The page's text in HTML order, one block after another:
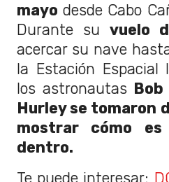
mayo desde Cabo
Durante su vuelo
acercar su nave
la Estación Espacial
los astronautas Bob
Hurley se tomaron
mostrar cómo
dentro.
Te puede interesar: